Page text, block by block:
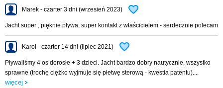
Typ steru: płetwa na pawęży
Typ silnika: przyczepny
Silnik: 10 KM HONDA 2017r z rozrusznikiem elektrycznym
Lodówka: Kompresorowa bardzo wydajna 42L
WC: chemiczne w kabinie
Informacje dodatkowe
Marek - czarter 3 dni (wrzesień 2023)
Jacht super , pięknie pływa, super kontakt z właścicielem - serdecznie polecam
Karol - czarter 14 dni (lipiec 2021)
Pływaliśmy 4 os dorosłe + 3 dzieci. Jacht bardzo dobry nautycznie, wszystko
sprawne (trochę ciężko wyjmuje się płetwę sterową - kwestia patentu)....
więcej